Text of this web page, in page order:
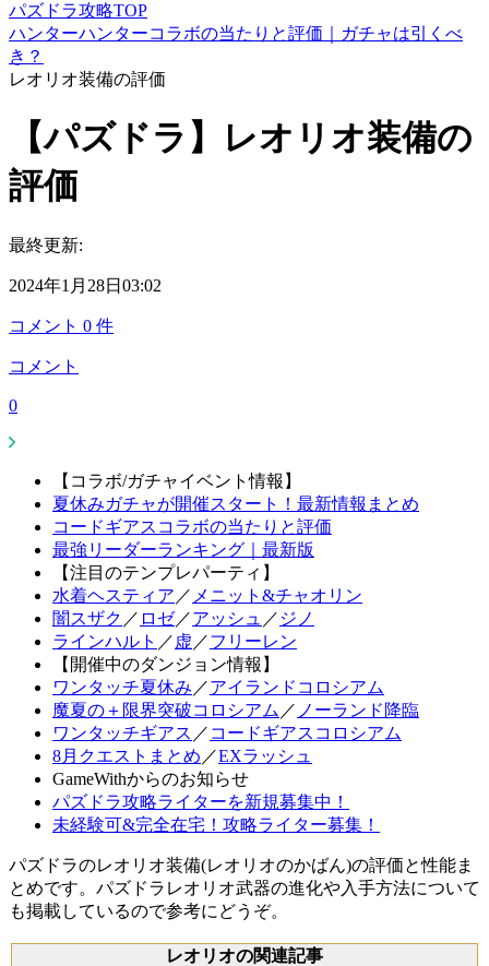
パズドラ攻略TOP
ハンターハンターコラボの当たりと評価｜ガチャは引くべ
き？
レオリオ装備の評価
【パズドラ】レオリオ装備の
評価
最終更新:
2024年1月28日03:02
コメント 0 件
コメント
0
【コラボ/ガチャイベント情報】
夏休みガチャが開催スタート！最新情報まとめ
コードギアスコラボの当たりと評価
最強リーダーランキング｜最新版
【注目のテンプレパーティ】
水着ヘスティア ／ メニット&チャオリン
闇スザク ／ ロゼ／アッシュ ／ ジノ
ラインハルト ／ 虚 ／フリーレン
【開催中のダンジョン情報】
ワンタッチ夏休み ／アイランドコロシアム
魔夏の＋限界突破コロシアム ／ ノーランド降臨
ワンタッチギアス ／ コードギアスコロシアム
8月クエストまとめ ／EXラッシュ
GameWithからのお知らせ
パズドラ攻略ライターを新規募集中！
未経験可&完全在宅！攻略ライター募集！
パズドラのレオリオ装備(レオリオのかばん)の評価と性能ま
とめです。パズドラレオリオ武器の進化や入手方法について
も掲載しているので参考にどうぞ。
レオリオの関連記事